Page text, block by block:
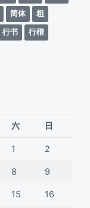
简体
粗
行书
行楷
六 日
1 2
8 9
15 16